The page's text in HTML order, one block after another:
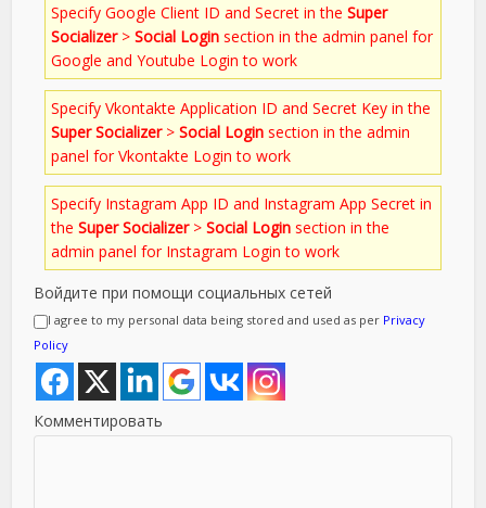
Specify Google Client ID and Secret in theSuper
Socializer>Social Login section in the admin panel for
Google and Youtube Login to work
Specify Vkontakte Application ID and Secret Key in the
Super Socializer>Social Login section in the admin
panel for Vkontakte Login to work
Specify Instagram App ID and Instagram App Secret in
theSuper Socializer>Social Login section in the
admin panel for Instagram Login to work
Войдите при помощи социальных сетей
I agree to my personal data being stored and used as per Privacy
Policy
Комментировать